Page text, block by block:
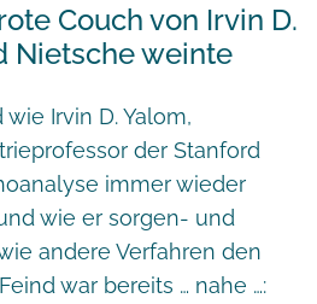
Couch von Irvin D.
Nietsche weinte
wie Irvin D. Yalom,
der Stanford
immer wieder
wie er sorgen- und
andere Verfahren den
war bereits … nahe …: